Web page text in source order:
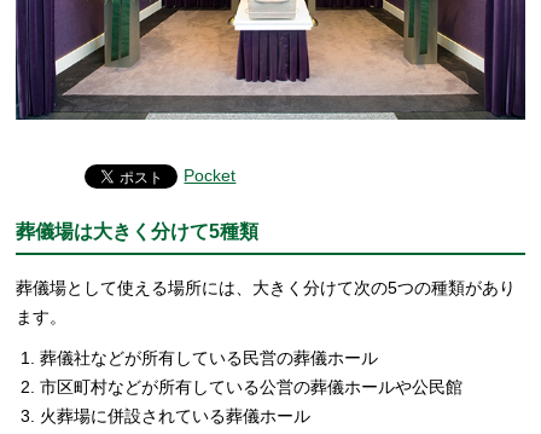
Pocket
葬儀場は大きく分けて5種類
葬儀場として使える場所には、大きく分けて次の5つの種類があり
ます。
葬儀社などが所有している民営の葬儀ホール
市区町村などが所有している公営の葬儀ホールや公民館
火葬場に併設されている葬儀ホール